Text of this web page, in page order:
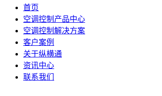
首页
空调控制产品中心
空调控制解决方案
客户案例
关于纵横通
资讯中心
联系我们